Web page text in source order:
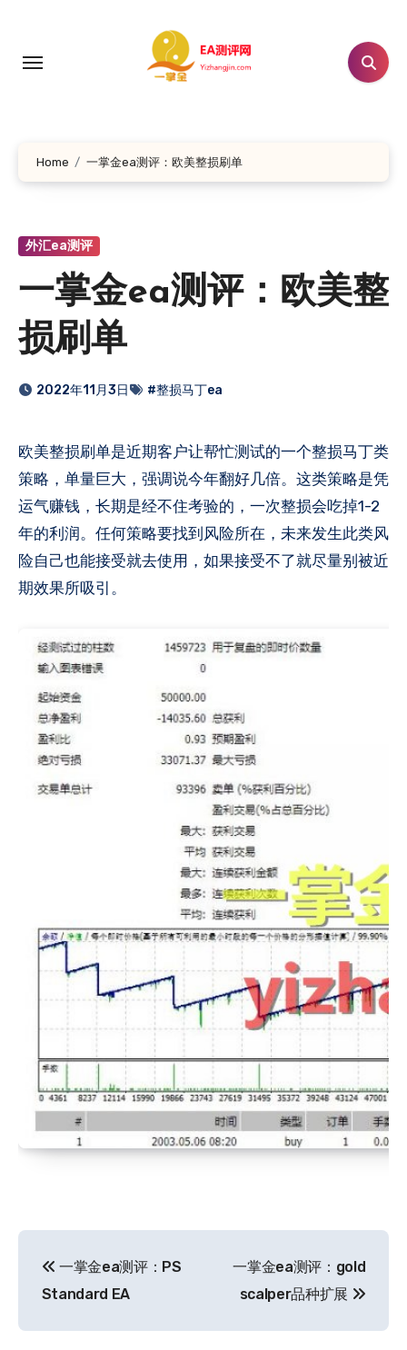
Home 一掌金ea测评：欧美整损刷单
外汇ea测评
一掌金ea测评：欧美整
损刷单
2022年11月3日 #整损马丁ea
策略，单量巨大，强调说今年翻好几倍。这类策略是凭
运气赚钱，长期是经不住考验的，一次整损会吃掉1-2
年的利润。任何策略要找到风险所在，未来发生此类风
险自己也能接受就去使用，如果接受不了就尽量别被近
期效果所吸引。
章
导
一掌金ea测评：PS
Standard EA
一掌金ea测评：gold
scalper品种扩展